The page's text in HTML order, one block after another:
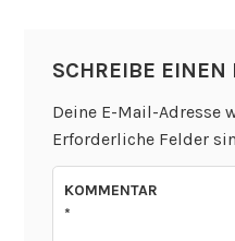
SCHREIBE
Deine E-Mail-Adresse
Erforderliche Felder
KOMMENTAR
*